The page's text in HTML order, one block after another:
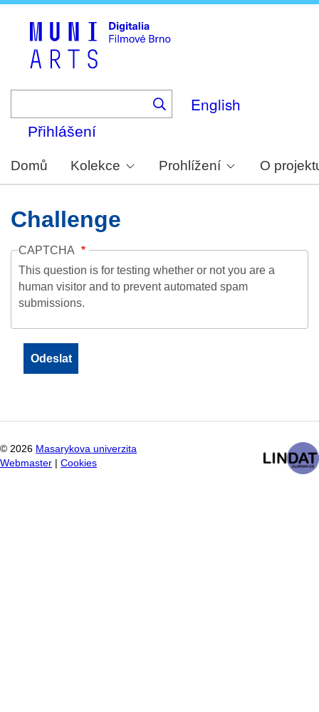
English
Přihlášení
Domů Kolekce Prohlížení O
Challenge
CAPTCHA
This question is for testing whether or not you are a
human visitor and to prevent automated spam
submissions.
© 2026 Masarykova univerzita
Webmaster
Cookies